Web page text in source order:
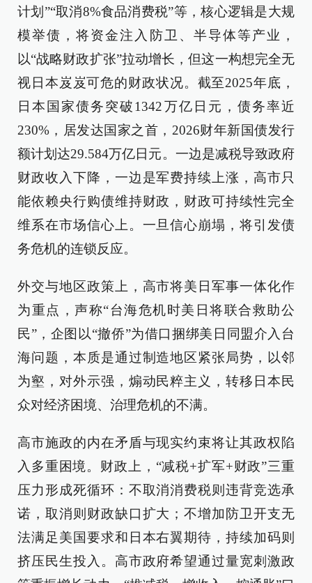
计划”“取消8%食品消费税”等，核心逻辑是大规
模举债，将资金注入防卫、半导体等产业，
以“战略财政扩张”拉动增长，但这一构想完全无
视日本岌岌可危的财政状况。截至2025年底，
日本国家债务突破1342万亿日元，债务率近
230%，居发达国家之首，2026财年新国债发行
额计划达29.584万亿日元。一边是减税导致政府
财政收入下降，一边是军费持续上涨，高市只
能依赖央行购债维持财政，财政可持续性完全
维系在市场信心上。一旦信心崩塌，将引发债
务危机的连锁反应。
外交与地区政策上，高市将美日军事一体化作
为重点，声称“台海危机时美日将联合救助公
民”，企图以“撤侨”为借口捆绑美日同盟介入台
海问题，本质是通过制造地区紧张局势，以邻
为壑，对外示强，煽动民粹主义，转移日本民
众对经济困境、治理危机的不满。
高市施政的内在矛盾与现实约束将让其政权陷
入多重困境。财政上，“减税+扩军+财政”三重
压力形成死循环：不取消消费税则违背竞选承
诺，取消则财政缺口扩大；不增加防卫开支无
法满足美国要求和日本右翼期待，持续加码则
挤压民生投入。高市政府希望通过量宽刺激政